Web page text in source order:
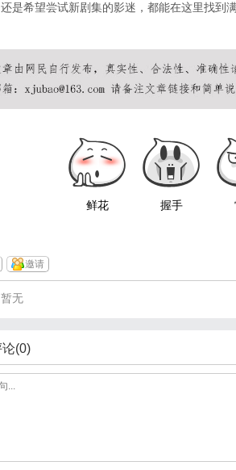
是希望尝试新剧集的影迷，都能在这里找到
鲜花 握手
邀请
暂无
(0)